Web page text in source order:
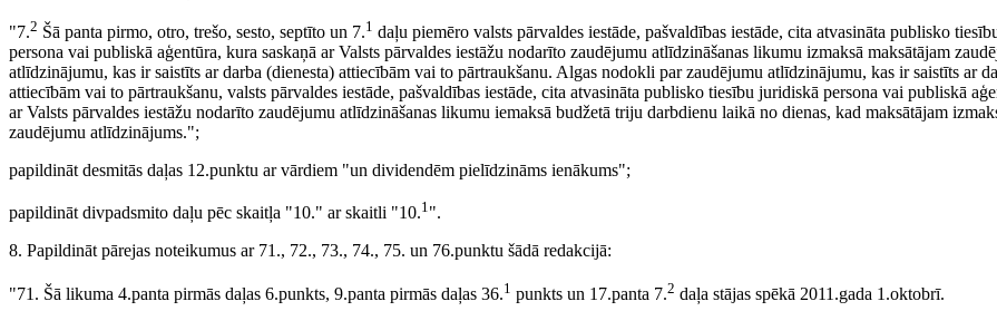
"7.2 Šā panta pirmo, otro, trešo, sesto, septīto un 7.1 daļu piemēro valsts pārvaldes iestāde, pašvaldības iestāde, cita atvasināta publisko
persona vai publiskā aģentūra, kura saskaņā ar Valsts pārvaldes iestāžu nodarīto zaudējumu atlīdzināšanas likumu izmaksā maksātājam
atlīdzinājumu, kas ir saistīts ar darba (dienesta) attiecībām vai to pārtraukšanu. Algas nodokli par zaudējumu atlīdzinājumu, kas ir saistīts ar
attiecībām vai to pārtraukšanu, valsts pārvaldes iestāde, pašvaldības iestāde, cita atvasināta publisko tiesību juridiskā persona vai publiskā
ar Valsts pārvaldes iestāžu nodarīto zaudējumu atlīdzināšanas likumu iemaksā budžetā triju darbdienu laikā no dienas, kad maksātājam
zaudējumu atlīdzinājums.";
papildināt desmitās daļas 12.punktu ar vārdiem "un dividendēm pielīdzināms ienākums";
papildināt divpadsmito daļu pēc skaitļa "10." ar skaitli "10.1".
8. Papildināt pārejas noteikumus ar 71., 72., 73., 74., 75. un 76.punktu šādā redakcijā:
"71. Šā likuma 4.panta pirmās daļas 6.punkts, 9.panta pirmās daļas 36.1 punkts un 17.panta 7.2 daļa stājas spēkā 2011.gada 1.oktobrī.